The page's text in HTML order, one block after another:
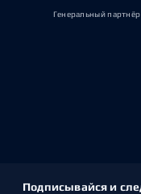
Генеральный партнёр
Подписывайся и